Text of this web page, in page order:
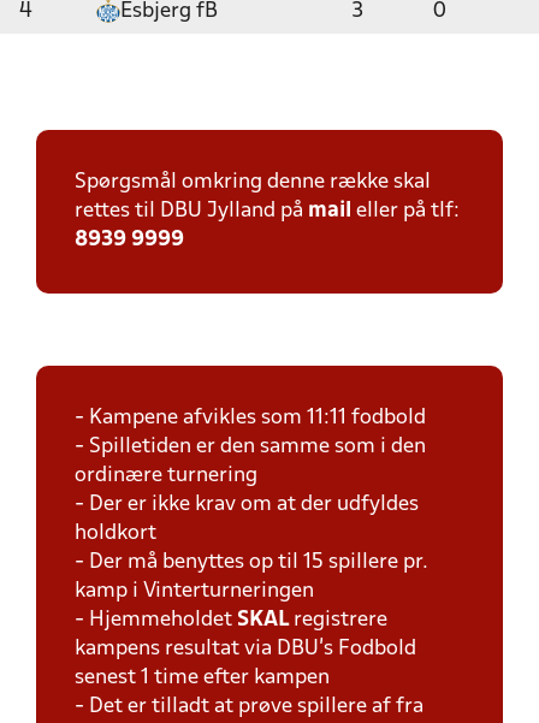
4 Esbjerg fB 3 0
Spørgsmål omkring denne række skal
rettes til DBU Jylland på mail eller på tlf:
8939 9999
- Kampene afvikles som 11:11 fodbold
- Spilletiden er den samme som i den
ordinære turnering
- Der er ikke krav om at der udfyldes
holdkort
- Der må benyttes op til 15 spillere pr.
kamp i Vinterturneringen
- Hjemmeholdet SKAL registrere
kampens resultat via DBU's Fodbold
senest 1 time efter kampen
- Det er tilladt at prøve spillere af fra